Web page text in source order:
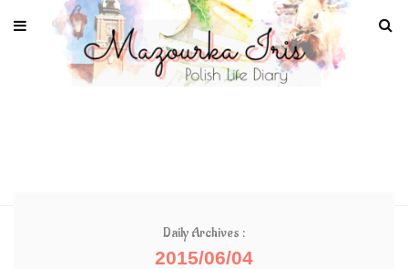
Daily Archives :
2015/06/04